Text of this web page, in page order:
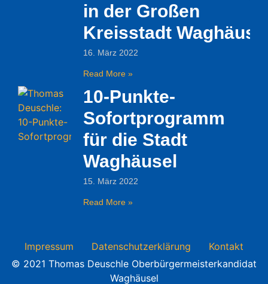
in der Großen
Kreisstadt
16. März 2022
Read More »
10-Punkte-
Sofortprogramm
für die Stadt
Waghäusel
15. März 2022
Read More »
Impressum Datenschutzerklärung
Kontakt
© 2021 Thomas Deuschle Oberbürgermeisterkandidat
Waghäusel